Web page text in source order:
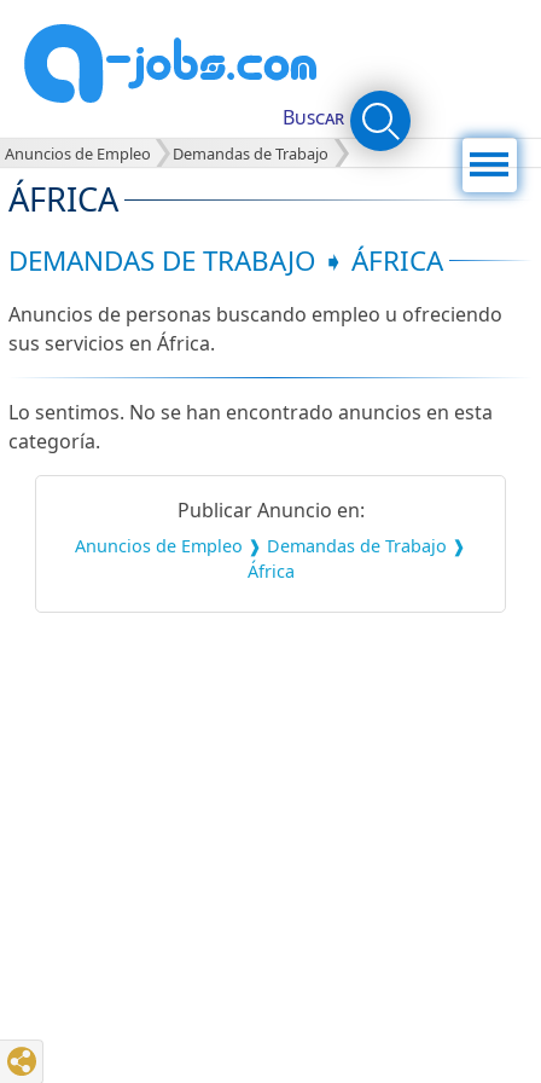
ÁFRICA
Buscar
DEMANDAS DE TRABAJO ➧ ÁFRICA
Anuncios de personas buscando empleo u ofreciendo
sus servicios en África.
Lo sentimos. No se han encontrado anuncios en esta
categoría.
Publicar Anuncio en:
Anuncios de Empleo ❱ Demandas de Trabajo ❱
África
Anuncios de Empleo Demandas de Trabajo Menú